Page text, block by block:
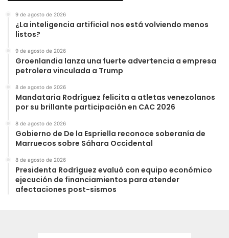
9 de agosto de 2026
¿La inteligencia artificial nos está volviendo menos
listos?
9 de agosto de 2026
Groenlandia lanza una fuerte advertencia a empresa
petrolera vinculada a Trump
8 de agosto de 2026
Mandataria Rodríguez felicita a atletas venezolanos
por su brillante participación en CAC 2026
8 de agosto de 2026
Gobierno de De la Espriella reconoce soberanía de
Marruecos sobre Sáhara Occidental
8 de agosto de 2026
Presidenta Rodríguez evaluó con equipo económico
ejecución de financiamientos para atender
afectaciones post-sismos